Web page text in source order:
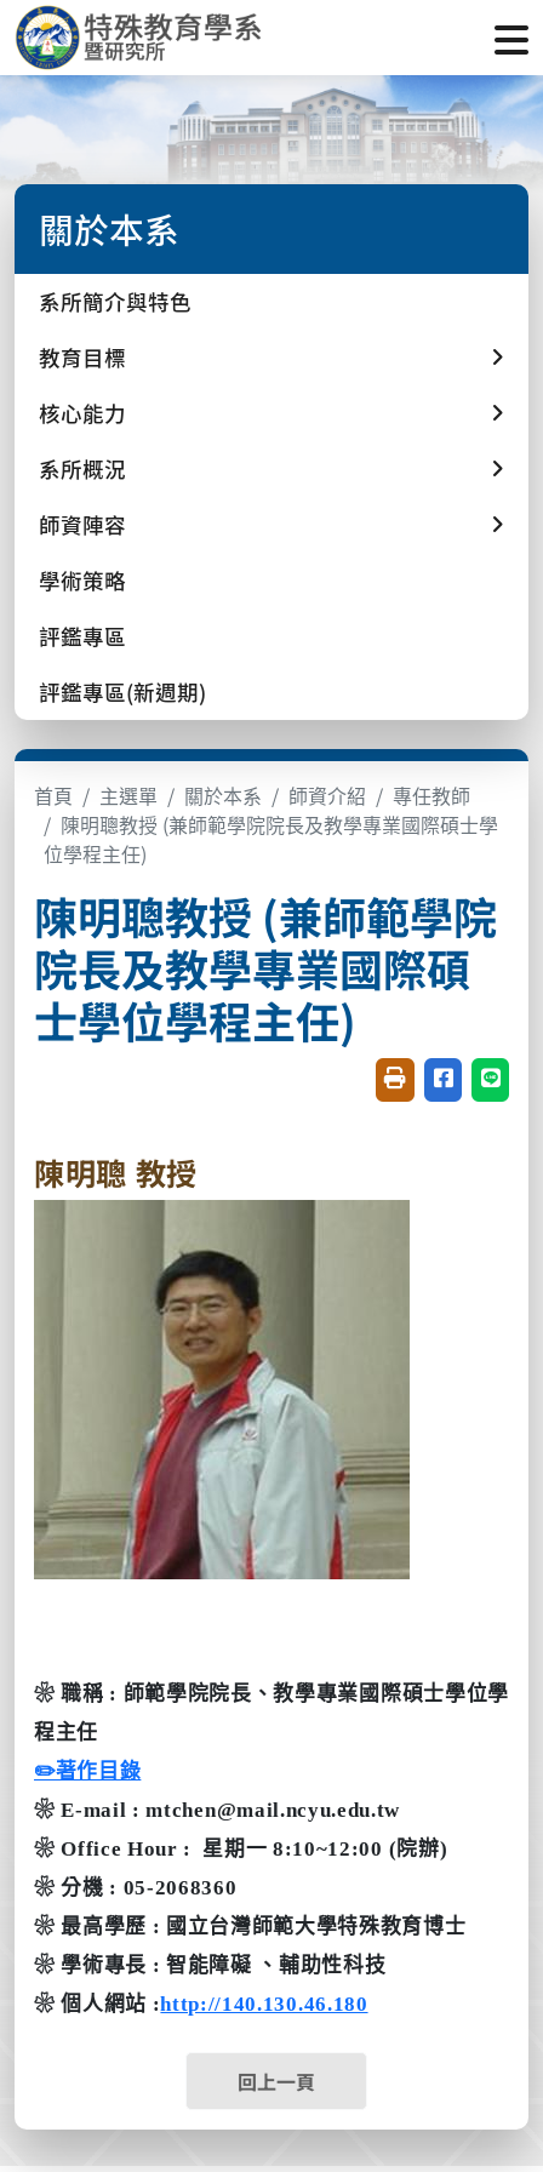
關於本系
系所簡介與特色
教育目標
核心能力
系所概況
師資陣容
學術策略
評鑑專區
評鑑專區(新週期)
首頁 主選單 關於本系 師資介紹
專任教師
陳明聰教授 (兼師範學院院長及教學專業國際碩士學
位學程主任)
陳明聰教授 (兼師範學院
院長及教學專業國際碩
士學位學程主任)
友善列印(開新視
分享至臉書
分享
陳明聰 教授
❀ 職稱 : 師範學院院長、教學專業國際碩士學位學
程主任
✏️著作目錄
❀ E-mail : mtchen@mail.ncyu.edu.tw
❀ Office Hour : 星期一 8:10~12:00 (院辦)
❀ 分機 : 05-2068360
❀ 最高學歷 : 國立台灣師範大學特殊教育博士
❀ 學術專長 :智能障礙 、輔助性科技
❀ 個人網站 :http://140.130.46.180
回上一頁